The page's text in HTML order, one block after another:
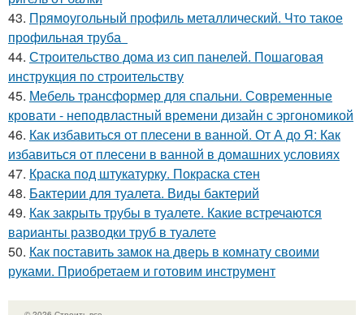
43. Прямоугольный профиль металлический. Что такое
профильная труба
44. Строительство дома из сип панелей. Пошаговая
инструкция по строительству
45. Мебель трансформер для спальни. Современные
кровати - неподвластный времени дизайн с эргономикой
46. Как избавиться от плесени в ванной. От А до Я: Как
избавиться от плесени в ванной в домашних условиях
47. Краска под штукатурку. Покраска стен
48. Бактерии для туалета. Виды бактерий
49. Как закрыть трубы в туалете. Какие встречаются
варианты разводки труб в туалете
50. Как поставить замок на дверь в комнату своими
руками. Приобретаем и готовим инструмент